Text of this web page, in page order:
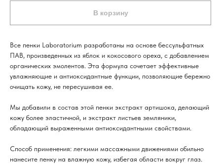
В корзину
Все пенки Laboratorium разработаны на основе бессульфатных
ПАВ, произведенных из яблок и кокосового ореха, с добавлением
органических эмолентов. Эта формула сочетает эффективные
увлажняющие и антиоксидантные функции, позволяющие бережно
очищать кожу, не пересушивая ее.
Мы добавили в состав этой пенки экстракт артишока, делающий
кожу более эластичной, и экстракт листьев земляники,
обладающий выраженными антиоксидантными свойствами.
Способ применения: легкими массажными движениями обильно
нанесите пенку на влажную кожу, избегая области вокруг глаз.